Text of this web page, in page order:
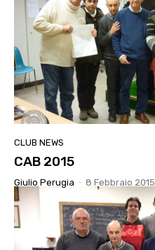
CLUB NEWS
CAB 2015
Giulio Perugia - 8 Febbraio 2015